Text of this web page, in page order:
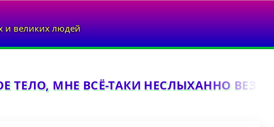
и великих людей
МНЕ ВСЁ-ТАКИ НЕСЛЫХАННО ВЕЗЁТ...